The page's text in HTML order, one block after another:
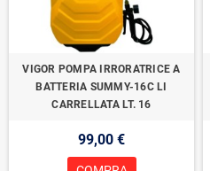
VIGOR POMPA IRRORATRICE A
BATTERIA SUMMY-16C LI
CARRELLATA LT. 16
99,00 €